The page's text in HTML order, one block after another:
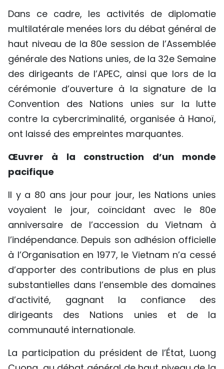
TIẾNG VIỆT
ENGLISH
中文
РУССКИЙ
ESPAÑOL
Dans ce cadre, les activités de diplomatie
multilatérale menées lors du débat général de
haut niveau de la 80e session de l’Assemblée
générale des Nations unies, de la 32e Semaine
des dirigeants de l’APEC, ainsi que lors de la
cérémonie d’ouverture à la signature de la
Convention des Nations unies sur la lutte
contre la cybercriminalité, organisée à Hanoï,
ont laissé des empreintes marquantes.
Œuvrer à la construction d’un monde
pacifique
Il y a 80 ans jour pour jour, les Nations unies
voyaient le jour, coïncidant avec le 80e
anniversaire de l’accession du Vietnam à
l’indépendance. Depuis son adhésion officielle
à l’Organisation en 1977, le Vietnam n’a cessé
d’apporter des contributions de plus en plus
substantielles dans l’ensemble des domaines
d’activité, gagnant la confiance des
dirigeants des Nations unies et de la
communauté internationale.
La participation du président de l’État, Luong